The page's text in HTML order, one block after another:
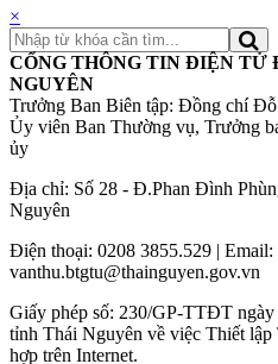
×
CỔNG THÔNG TIN ĐIỆN TỬ
NGUYÊN
Trưởng Ban Biên tập: Đồng chí
Ủy viên Ban Thường vụ, Trưởng
ủy
Địa chỉ: Số 28 - Đ.Phan Đình
Nguyên
Điện thoại: 0208 3855.529 | Email:
vanthu.btgtu@thainguyen.gov.vn
Giấy phép số: 230/GP-TTĐT
tỉnh Thái Nguyên về việc Thiết
hợp trên Internet.